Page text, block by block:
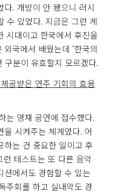
. 개방이 안 됐으니 러시
수 있었다. 지금은 그런 게
시대이고 한국에서 후진을
국에서 배웠는데 ‘한국의
구분이 유효할지 모르겠다.
공받은 연주 기회의 효용
는 영재 공연에 접수했다.
시켜주는 체계였다. 어
하는 건 중요한 일이고 후
테스트는 또 다른 음악
션에서도 경험할 수 있는
주회를 하고 실내악도 경